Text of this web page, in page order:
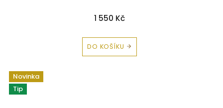
1 550 Kč
DO KOŠÍKU
Novinka
Tip